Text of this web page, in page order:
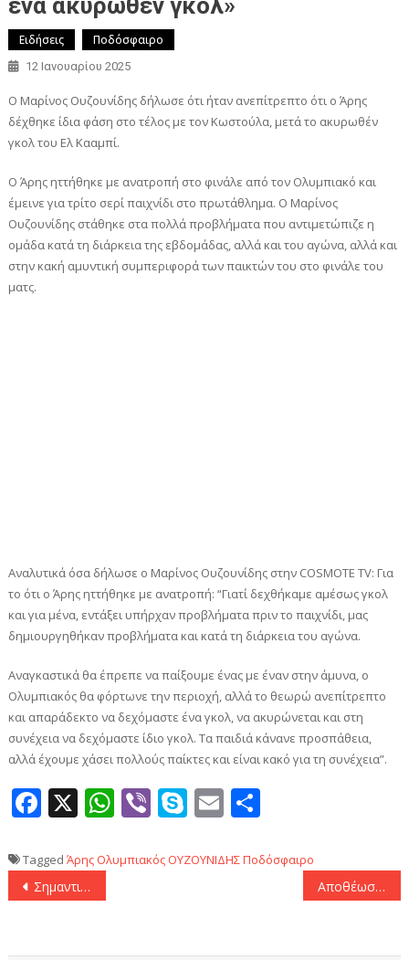
ένα ακυρωθέν γκολ»
Ειδήσεις Ποδόσφαιρο
12 Ιανουαρίου 2025
Ο Μαρίνος Ουζουνίδης δήλωσε ότι ήταν ανεπίτρεπτο ότι ο Άρης
δέχθηκε ίδια φάση στο τέλος με τον Κωστούλα, μετά το ακυρωθέν
γκολ του Ελ Κααμπί.
Ο Άρης ηττήθηκε με ανατροπή στο φινάλε από τον Ολυμπιακό και
έμεινε για τρίτο σερί παιχνίδι στο πρωτάθλημα. Ο Μαρίνος
Ουζουνίδης στάθηκε στα πολλά προβλήματα που αντιμετώπιζε η
ομάδα κατά τη διάρκεια της εβδομάδας, αλλά και του αγώνα, αλλά και
στην κακή αμυντική συμπεριφορά των παικτών του στο φινάλε του
ματς.
Αναλυτικά όσα δήλωσε ο Μαρίνος Ουζουνίδης στην COSMOTE TV: Για
το ότι ο Άρης ηττήθηκε με ανατροπή: “Γιατί δεχθήκαμε αμέσως γκολ
και για μένα, εντάξει υπήρχαν προβλήματα πριν το παιχνίδι, μας
δημιουργηθήκαν προβλήματα και κατά τη διάρκεια του αγώνα.
Αναγκαστικά θα έπρεπε να παίξουμε ένας με έναν στην άμυνα, ο
Ολυμπιακός θα φόρτωνε την περιοχή, αλλά το θεωρώ ανεπίτρεπτο
και απαράδεκτο να δεχόμαστε ένα γκολ, να ακυρώνεται και στη
συνέχεια να δεχόμαστε ίδιο γκολ. Τα παιδιά κάνανε προσπάθεια,
αλλά έχουμε χάσει πολλούς παίκτες και είναι κακό για τη συνέχεια”.
Facebook
X WhatsApp
ViberSkype
Email
Tagged Άρης Ολυμπιακός ΟΥΖΟΥΝΙΔΗΣΠοδόσφαιρο
Πλοήγηση
Σημαντικό διπλό για το Μαρούσι επί του Περιστερίου (81-86) Aποθέωσε Κωστούλα ο Μεντιλίμπαρ: «Έκανε τα πάντα για μας, ήταν τολμηρός και αποφασιστικός»